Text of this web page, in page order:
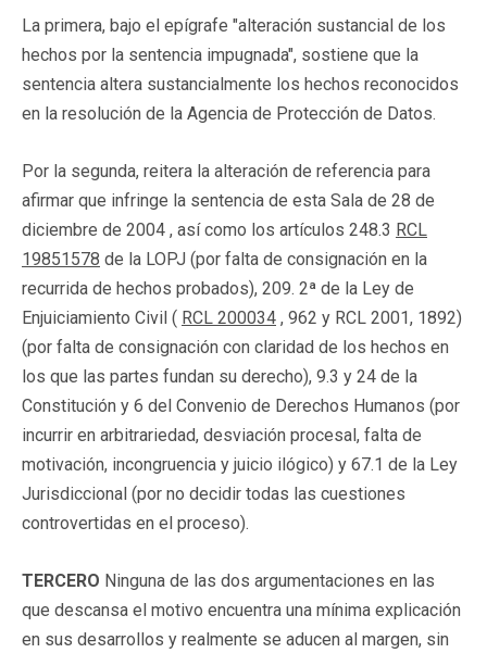
La primera, bajo el epígrafe "alteración sustancial de los
hechos por la sentencia impugnada", sostiene que la
sentencia altera sustancialmente los hechos reconocidos
en la resolución de la Agencia de Protección de Datos.
Por la segunda, reitera la alteración de referencia para
afirmar que infringe la sentencia de esta Sala de 28 de
diciembre de 2004 , así como los artículos 248.3 RCL
19851578 de la LOPJ (por falta de consignación en la
recurrida de hechos probados), 209. 2ª de la Ley de
Enjuiciamiento Civil ( RCL 200034 , 962 y RCL 2001, 1892)
(por falta de consignación con claridad de los hechos en
los que las partes fundan su derecho), 9.3 y 24 de la
Constitución y 6 del Convenio de Derechos Humanos (por
incurrir en arbitrariedad, desviación procesal, falta de
motivación, incongruencia y juicio ilógico) y 67.1 de la Ley
Jurisdiccional (por no decidir todas las cuestiones
controvertidas en el proceso).
TERCERO Ninguna de las dos argumentaciones en las
que descansa el motivo encuentra una mínima explicación
en sus desarrollos y realmente se aducen al margen, sin